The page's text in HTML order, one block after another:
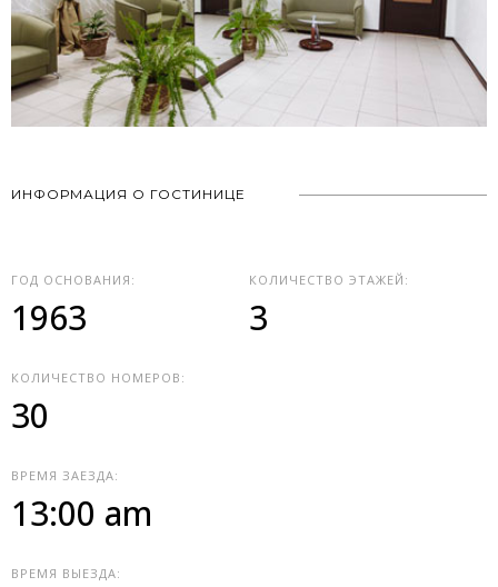
ИНФОРМАЦИЯ О ГОСТИНИЦЕ
ГОД ОСНОВАНИЯ:
1963
КОЛИЧЕСТВО ЭТАЖЕЙ:
3
КОЛИЧЕСТВО НОМЕРОВ:
30
ВРЕМЯ ЗАЕЗДА:
13:00 am
ВРЕМЯ ВЫЕЗДА: